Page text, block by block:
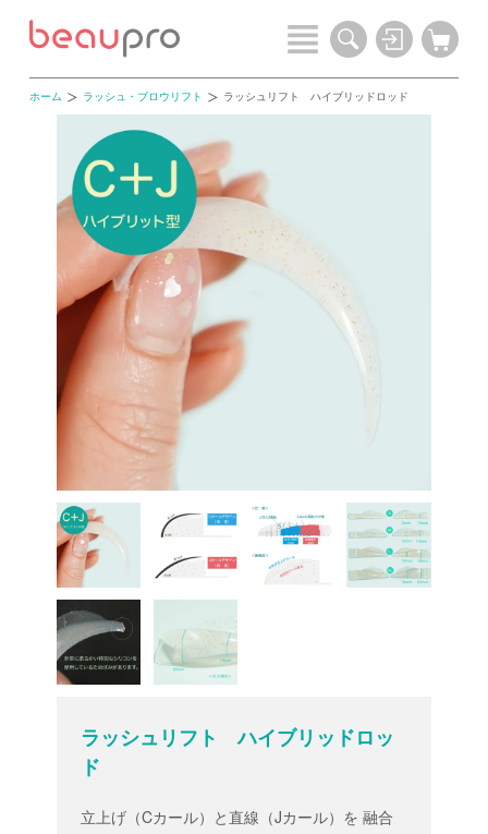
ホーム ラッシュ・ブロウリフト ラッシュリフト ハイブリッドロッド
ラッシュリフト ハイブリッドロッ
ド
立上げ（Cカール）と直線（Jカール）を 融合